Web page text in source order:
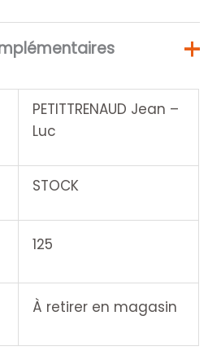
PETITTRENAUD Jean –
Luc
STOCK
125
À retirer en magasin